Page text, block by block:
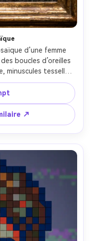
d’une femme
boucles d’oreilles
tesselles
riches en clair-
et or profonds,
muséal raffiné,
ambiance
de champ,
doux --ar 4:5
↗